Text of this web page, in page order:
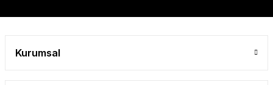
Kurumsal